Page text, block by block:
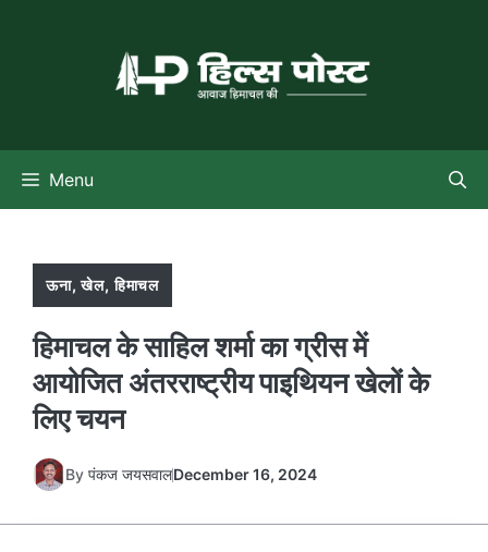
Menu
ऊना,खेल,हिमाचल
हिमाचल के साहिल शर्मा का ग्रीस में
आयोजित अंतरराष्ट्रीय पाइथियन खेलों के
लिए चयन
By पंकज जयसवालDecember 16, 2024